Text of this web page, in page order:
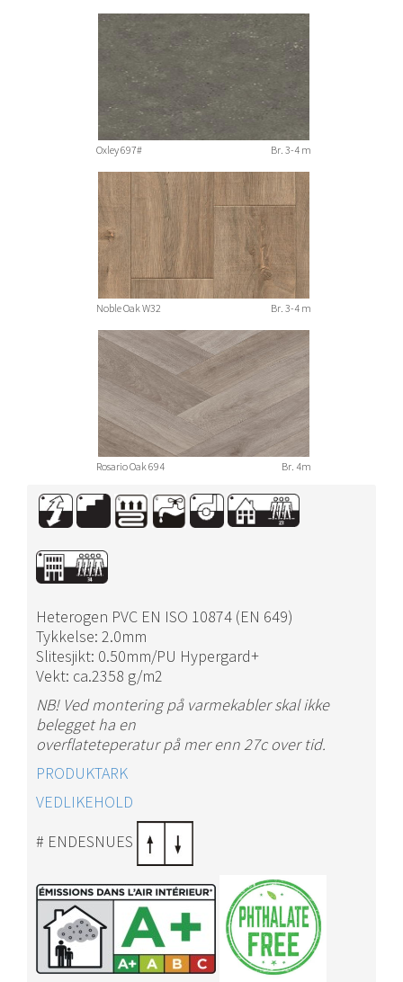
Oxley 697# Br. 3-4 m
Noble Oak W32 Br. 3-4 m
Rosario Oak 694 Br. 4m
Heterogen PVC EN ISO 10874 (EN 649)
Tykkelse: 2.0mm
Slitesjikt: 0.50mm/PU Hypergard+
Vekt: ca.2358 g/m2
NB! Ved montering på varmekabler skal ikke
belegget ha en
overflateteperatur på mer enn 27c over tid.
PRODUKTARK
VEDLIKEHOLD
# ENDESNUES